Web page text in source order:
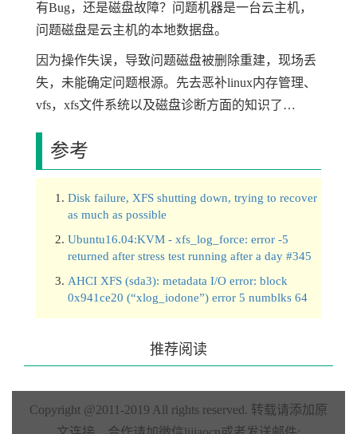
有Bug，还是磁盘故障？问题机器是一台云主机，
问题磁盘是云主机的本地数据盘。
因为操作失误，导致问题磁盘被删除重建，现场丢
失，未能确定问题根源。先去恶补linux内存管理、
vfs，xfs文件系统以及磁盘诊断方面的知识了…
参考
Disk failure, XFS shutting down, trying to recover
as much as possible
Ubuntu16.04:KVM - xfs_log_force: error -5
returned after stress test running after a day #345
AHCI XFS (sda3): metadata I/O error: block
0x941ce20 (“xlog_iodone”) error 5 numblks 64
推荐阅读
Copyright @2011-2019 All rights reserved. 转载请添加原